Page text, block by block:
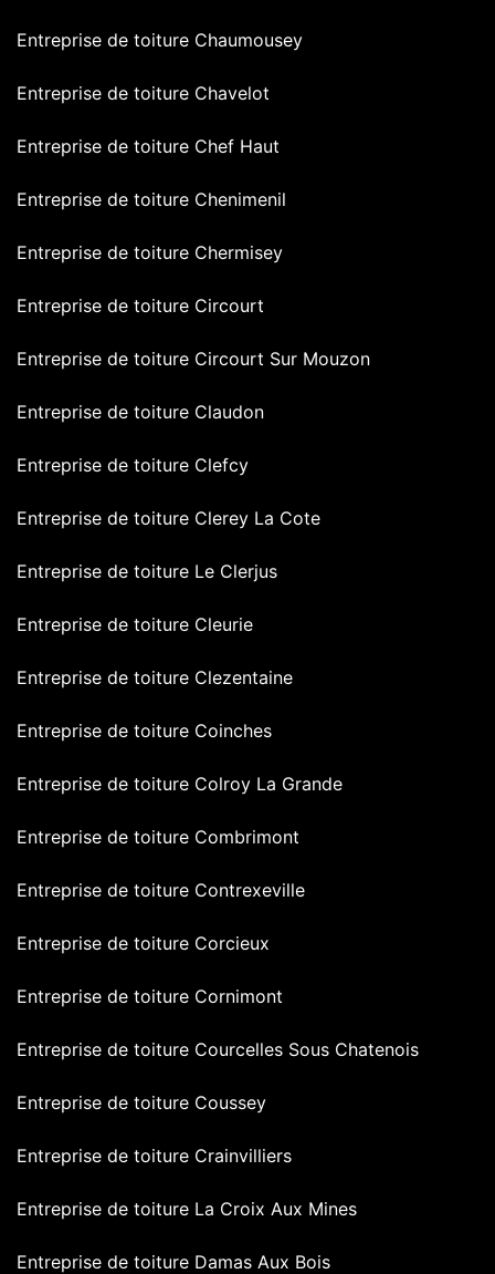
Entreprise de toiture Chaumousey
Entreprise de toiture Chavelot
Entreprise de toiture Chef Haut
Entreprise de toiture Chenimenil
Entreprise de toiture Chermisey
Entreprise de toiture Circourt
Entreprise de toiture Circourt Sur Mouzon
Entreprise de toiture Claudon
Entreprise de toiture Clefcy
Entreprise de toiture Clerey La Cote
Entreprise de toiture Le Clerjus
Entreprise de toiture Cleurie
Entreprise de toiture Clezentaine
Entreprise de toiture Coinches
Entreprise de toiture Colroy La Grande
Entreprise de toiture Combrimont
Entreprise de toiture Contrexeville
Entreprise de toiture Corcieux
Entreprise de toiture Cornimont
Entreprise de toiture Courcelles Sous Chatenois
Entreprise de toiture Coussey
Entreprise de toiture Crainvilliers
Entreprise de toiture La Croix Aux Mines
Entreprise de toiture Damas Aux Bois